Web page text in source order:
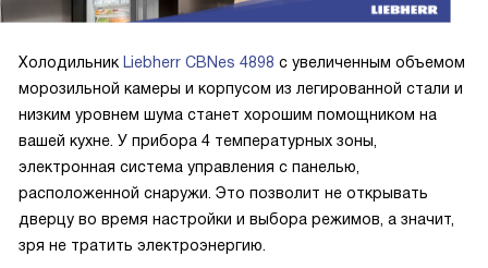
Холодильник Liebherr CBNes 4898 с увеличенным объемом
морозильной камеры и корпусом из легированной стали и
низким уровнем шума станет хорошим помощником на
вашей кухне. У прибора 4 температурных зоны,
электронная система управления с панелью,
расположенной снаружи. Это позволит не открывать
дверцу во время настройки и выбора режимов, а значит,
зря не тратить электроэнергию.